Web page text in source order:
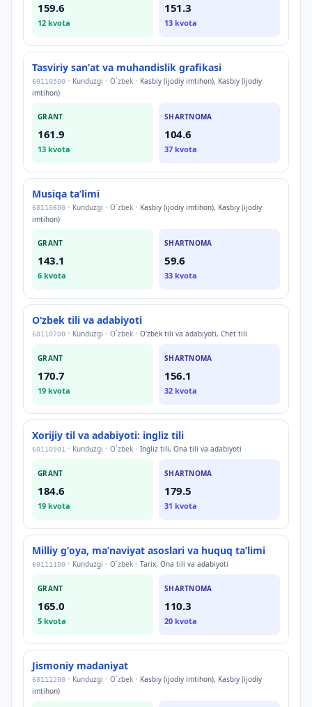
159.6
12 kvota
151.3
13 kvota
Tasviriy sanʼat va muhandislik grafikasi
60110500 • Kunduzgi • O`zbek • Kasbiy (ijodiy imtihon), Kasbiy (ijodiy
imtihon)
GRANT
161.9
13 kvota
SHARTNOMA
104.6
37 kvota
Musiqa taʼlimi
60110600 • Kunduzgi • O`zbek • Kasbiy (ijodiy imtihon), Kasbiy (ijodiy
imtihon)
GRANT
143.1
6 kvota
SHARTNOMA
59.6
33 kvota
Oʻzbek tili va adabiyoti
60110700 • Kunduzgi • O`zbek • Oʻzbek tili va adabiyoti, Chet tili
GRANT
170.7
19 kvota
SHARTNOMA
156.1
32 kvota
Xorijiy til va adabiyoti: ingliz tili
60110901 • Kunduzgi • O`zbek • Ingliz tili, Ona tili va adabiyoti
GRANT
184.6
19 kvota
SHARTNOMA
179.5
31 kvota
Milliy gʻoya, maʼnaviyat asoslari va huquq taʼlimi
60111100 • Kunduzgi • O`zbek • Tarix, Ona tili va adabiyoti
GRANT
165.0
5 kvota
SHARTNOMA
110.3
20 kvota
Jismoniy madaniyat
60111200 • Kunduzgi • O`zbek • Kasbiy (ijodiy imtihon), Kasbiy (ijodiy
imtihon)